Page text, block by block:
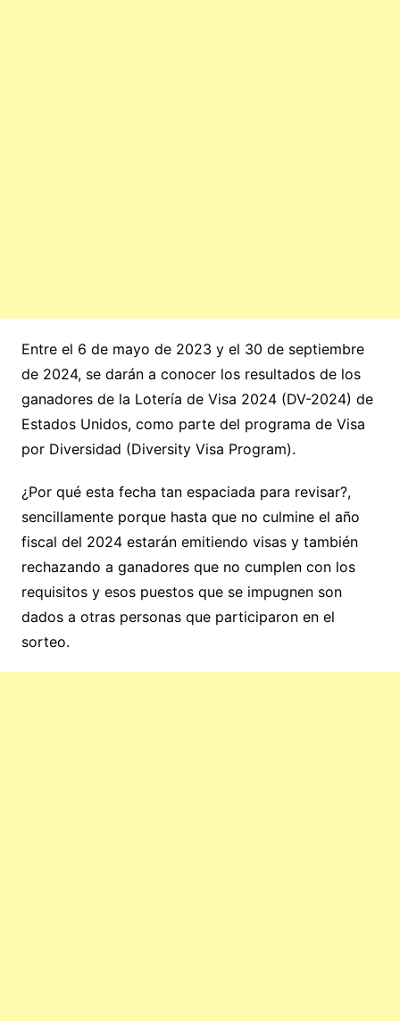
Entre el 6 de mayo de 2023 y el 30 de septiembre
de 2024, se darán a conocer los resultados de los
ganadores de la Lotería de Visa 2024 (DV-2024) de
Estados Unidos, como parte del programa de Visa
por Diversidad (Diversity Visa Program).
¿Por qué esta fecha tan espaciada para revisar?,
sencillamente porque hasta que no culmine el año
fiscal del 2024 estarán emitiendo visas y también
rechazando a ganadores que no cumplen con los
requisitos y esos puestos que se impugnen son
dados a otras personas que participaron en el
sorteo.